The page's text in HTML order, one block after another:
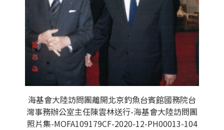
海基會大陸訪問團離開北京釣魚台賓館國務院台
灣事務辦公室主任陳雲林送行-海基會大陸訪問團
照片集-MOFA109179CF-2020-12-PH00013-104